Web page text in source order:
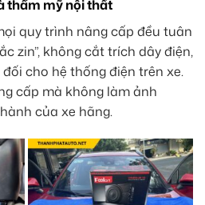
thẩm mỹ nội thất
quy trình nâng cấp đều tuân
zin”, không cắt trích dây điện,
cho hệ thống điện trên xe.
cấp mà không làm ảnh
của xe hãng.